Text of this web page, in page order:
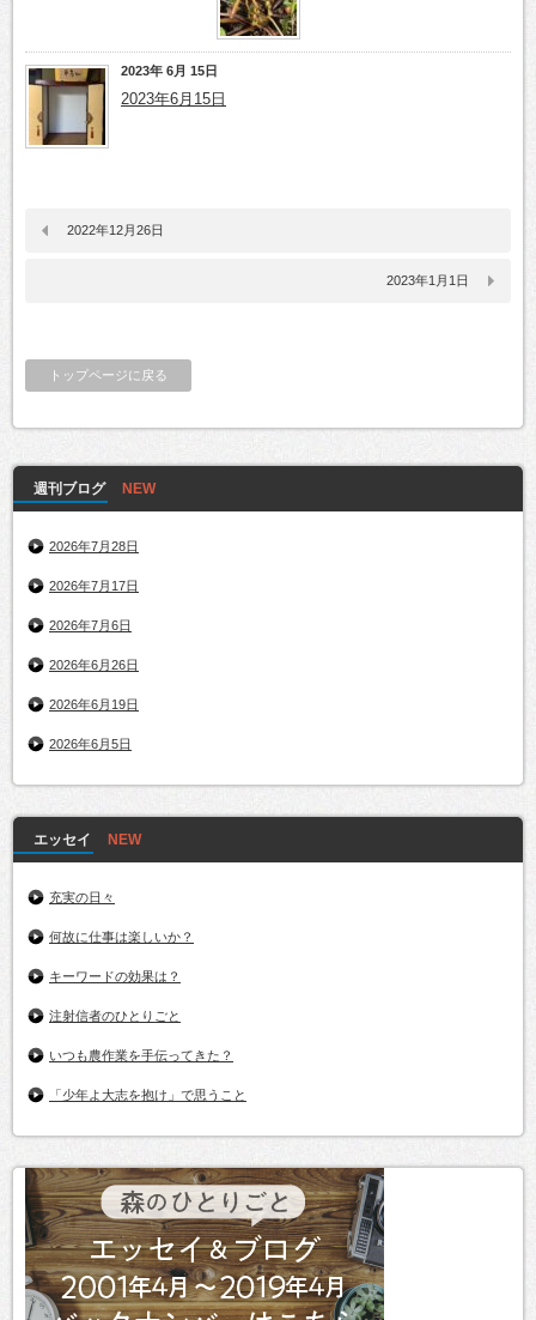
2023年 6月 15日
2023年6月15日
2022年12月26日
2023年1月1日
トップページに戻る
週刊ブログ
2026年7月28日
2026年7月17日
2026年7月6日
2026年6月26日
2026年6月19日
2026年6月5日
エッセイ
充実の日々
何故に仕事は楽しいか？
キーワードの効果は？
注射信者のひとりごと
いつも農作業を手伝ってきた？
「少年よ大志を抱け」で思うこと